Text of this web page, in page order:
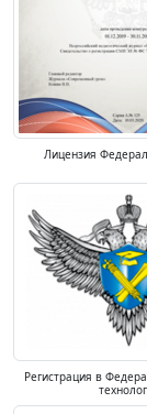
Лицензия
Регистрация в